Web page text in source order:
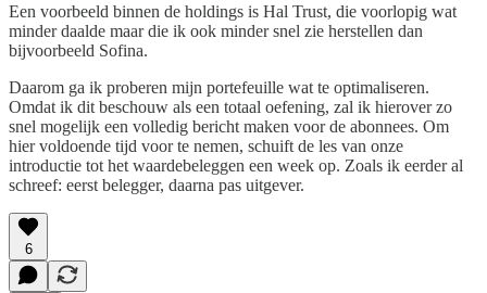
Een voorbeeld binnen de holdings is Hal Trust, die voorlopig wat
minder daalde maar die ik ook minder snel zie herstellen dan
bijvoorbeeld Sofina.
Daarom ga ik proberen mijn portefeuille wat te optimaliseren.
Omdat ik dit beschouw als een totaal oefening, zal ik hierover zo
snel mogelijk een volledig bericht maken voor de abonnees. Om
hier voldoende tijd voor te nemen, schuift de les van onze
introductie tot het waardebeleggen een week op. Zoals ik eerder al
schreef: eerst belegger, daarna pas uitgever.
6